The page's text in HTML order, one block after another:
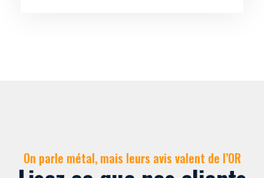
On parle métal, mais leurs avis valent de l’OR